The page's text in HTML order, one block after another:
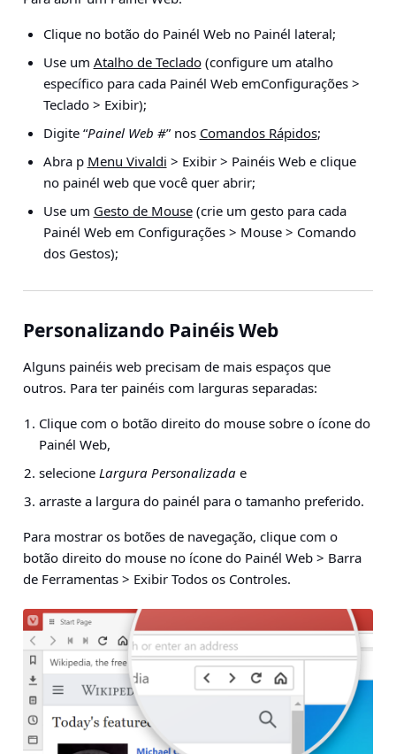
Clique no botão do Painél Web no Painél lateral;
Use um Atalho de Teclado(configure um atalho
específico para cada Painél Web emConfigurações >
Teclado > Exibir);
Digite “Painel Web #” nos Comandos Rápidos;
Abra p Menu Vivaldi > Exibir > Painéis Webe clique
no painél web que você quer abrir;
Use um Gesto de Mouse(crie um gesto para cada
Painél Web em Configurações > Mouse > Comando
dos Gestos);
Personalizando Painéis Web
Alguns painéis web precisam de mais espaços que
outros. Para ter painéis com larguras separadas:
Clique com o botão direito do mouse sobre o ícone do
Painél Web,
selecione Largura Personalizada e
arraste a largura do painél para o tamanho preferido.
Para mostrar os botões de navegação, clique com o
botão direito do mouse no ícone do Painél Web > Barra
de Ferramentas > Exibir Todos os Controles.